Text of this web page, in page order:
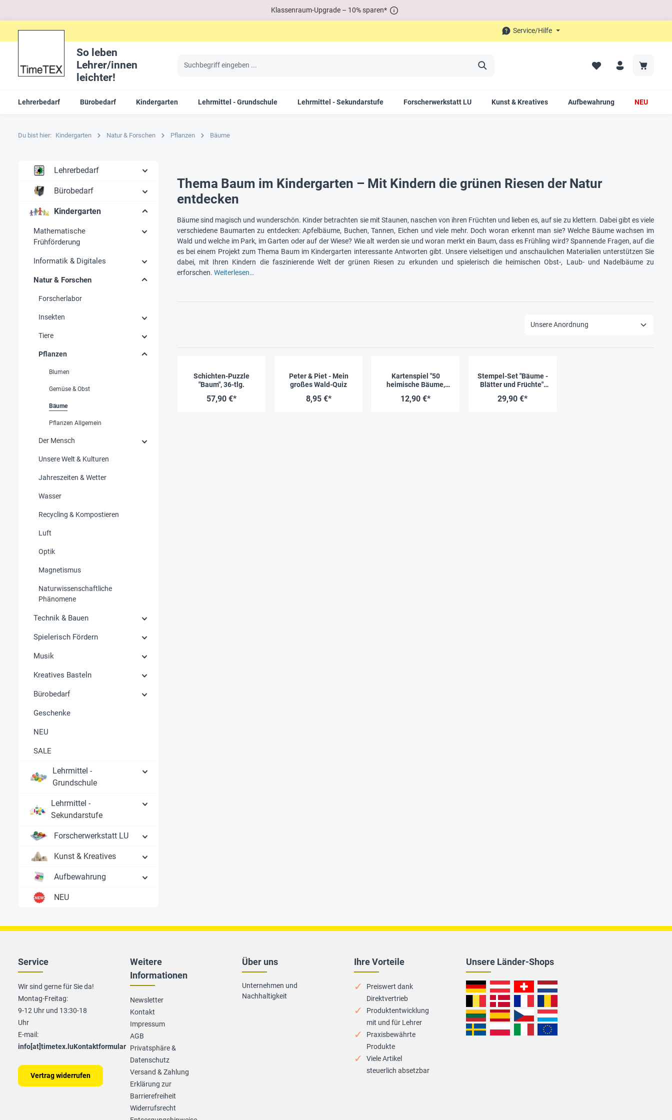
Klassenraum-Upgrade – 10% sparen*
Service/Hilfe
So leben
Lehrer/innen
leichter!
Lehrerbedarf Bürobedarf Kindergarten Lehrmittel - Grundschule Lehrmittel - Sekundarstufe Forscherwerkstatt LU Kunst & Kreatives Aufbewahrung NEU
Du bist hier: Kindergarten Natur & Forschen Pflanzen Bäume
Lehrerbedarf
Bürobedarf
Kindergarten
Mathematische
Frühförderung
Informatik & Digitales
Natur & Forschen
Forscherlabor
Insekten
Tiere
Pflanzen
Blumen
Gemüse & Obst
Bäume
Pflanzen Allgemein
Der Mensch
Unsere Welt & Kulturen
Jahreszeiten & Wetter
Wasser
Recycling & Kompostieren
Luft
Optik
Magnetismus
Naturwissenschaftliche
Phänomene
Technik & Bauen
Spielerisch Fördern
Musik
Kreatives Basteln
Bürobedarf
Geschenke
NEU
SALE
Lehrmittel -
Grundschule
Lehrmittel -
Sekundarstufe
Forscherwerkstatt LU
Kunst & Kreatives
Aufbewahrung
NEU
Thema Baum im Kindergarten – Mit Kindern die grünen Riesen der Natur
entdecken
Bäume sind magisch und wunderschön. Kinder betrachten sie mit Staunen, naschen von ihren Früchten und lieben es, auf sie zu klettern. Dabei gibt es viele
verschiedene Baumarten zu entdecken: Apfelbäume, Buchen, Tannen, Eichen und viele mehr. Doch woran erkennt man sie? Welche Bäume wachsen im
Wald und welche im Park, im Garten oder auf der Wiese? Wie alt werden sie und woran merkt ein Baum, dass es Frühling wird? Spannende Fragen, auf die
es bei einem Projekt zum Thema Baum im Kindergarten interessante Antworten gibt. Unsere vielseitigen und anschaulichen Materialien unterstützen Sie
dabei, mit Ihren Kindern die faszinierende Welt der grünen Riesen zu erkunden und spielerisch die heimischen Obst-, Laub- und Nadelbäume zu
erforschen. Weiterlesen…
Schichten-Puzzle
"Baum", 36-tlg.
57,90 €*
Peter & Piet - Mein
großes Wald-Quiz
8,95 €*
Kartenspiel "50
heimische Bäume,
bestimmen"
12,90 €*
Stempel-Set "Bäume -
Blätter und Früchte",
29,90 €*
Ihre Vorteile
Preiswert dank
Direktvertrieb
Produktentwicklung
mit und für Lehrer
Praxisbewährte
Produkte
Viele Artikel
steuerlich absetzbar
Unsere Länder-Shops
Über uns
Unternehmen und
Nachhaltigkeit
Service
Wir sind gerne für Sie da!
Montag-Freitag:
9-12 Uhr und 13:30-18
Uhr
E-mail:
info[at]timetex.luKontaktformular
Vertrag widerrufen
Weitere
Informationen
Newsletter
Kontakt
Impressum
AGB
Privatsphäre &
Datenschutz
Versand & Zahlung
Erklärung zur
Barrierefreiheit
Widerrufsrecht